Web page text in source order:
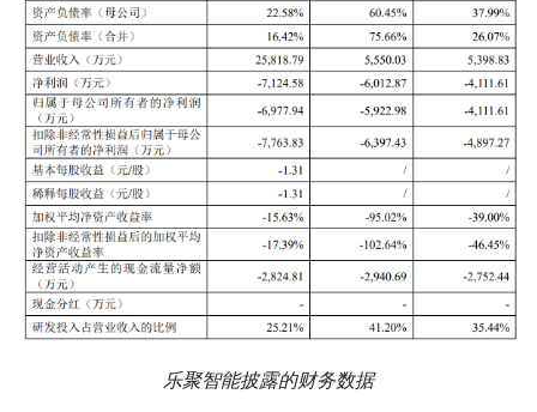
乐聚智能披露的财务数据